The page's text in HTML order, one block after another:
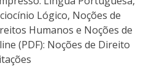
Lógico, Noções de
Humanos e Noções de
(PDF): Noções de Direito